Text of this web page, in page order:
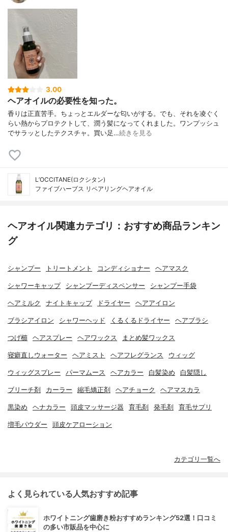
3.00
ヘアオイルの必要性を知った。
香りは正直苦手。ちょっとエルダーな匂いがする。でも、それを凌ぐく
らい熱からプロテクトして、潤う髪になってくれました。ワンプッシュ
でサラッとしたテクスチャ。買い足…続きを見る
L’OCCITANE(ロクシタン)
ファイブハーブス リペアリングヘアオイル
ヘアオイル関連カテゴリ：おすすめ商品ランキン
グ
シャンプー トリートメント コンディショナー ヘアマスク
シャワーキャップ シャンプーディスペンサー シャンプー手袋
ヘアミルク ナイトキャップ ドライヤー ヘアアイロン
ブラシアイロン シャワーヘッド くるくるドライヤー ヘアブラシ
つげ櫛 ヘアスプレー ヘアワックス まとめ髪ワックス
寝癖直しウォーター ヘアミスト ヘアフレグランス ウィッグ
ウィッグスプレー パーマムース ヘアカラー 白髪染め 白髪隠し
ブリーチ剤 カーラー 縮毛矯正剤 ヘアチョーク ヘアマスカラ
黒染め ヘナカラー 頭皮マッサージ器 育毛剤 発毛剤 育毛サプリ
増毛パウダー 頭皮ケアローション
カテゴリ一覧へ
よく見られている人気おすすめ記事
ホワイトニング歯磨き粉おすすめランキング52選！口コミ
の多い市販品を中心に